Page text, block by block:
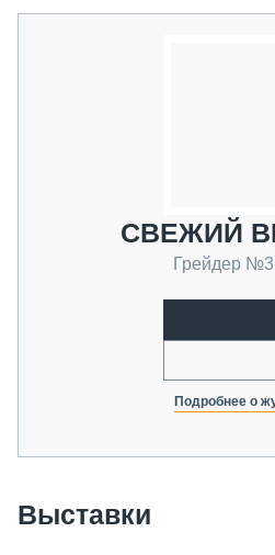
СВЕЖИЙ
Грейдер №3
Подробнее о
Выставки